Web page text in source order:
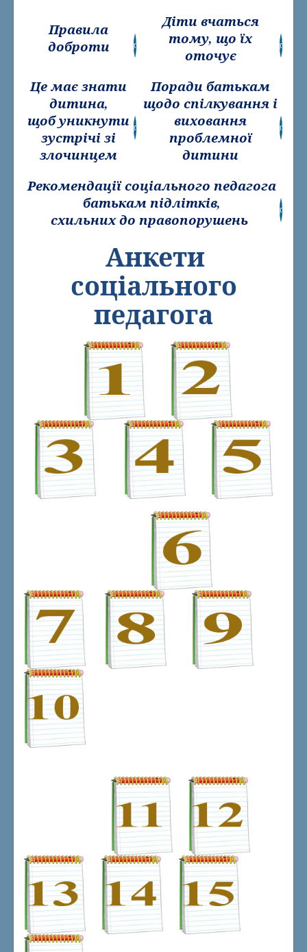
Правила
доброти
Діти вчаться
тому, що їх
оточує
Це має знати
дитина,
щоб уникнути
зустрічі зі
злочинцем
Поради батькам
щодо спілкування і
виховання
проблемної
дитини
Рекомендації соціального педагога
батькам підлітків,
схильних до правопорушень
Анкети
соціального
педагога